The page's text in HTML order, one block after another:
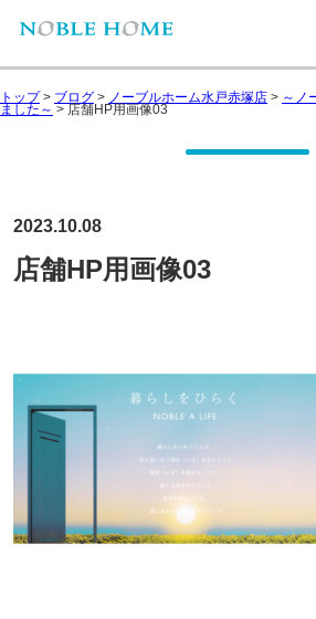
トップ> ブログ > ノーブルホーム水戸赤塚店 > ～ノ
ました～ > 店舗HP用画像03
2023.10.08
店舗HP用画像03